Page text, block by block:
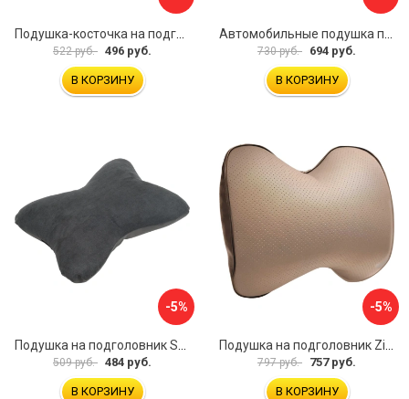
522 руб. 496 руб.
В КОРЗИНУ
730 руб. 694 руб.
В КОРЗИНУ
-5%
509 руб. 484 руб.
В КОРЗИНУ
-5%
797 руб. 757 руб.
В КОРЗИНУ